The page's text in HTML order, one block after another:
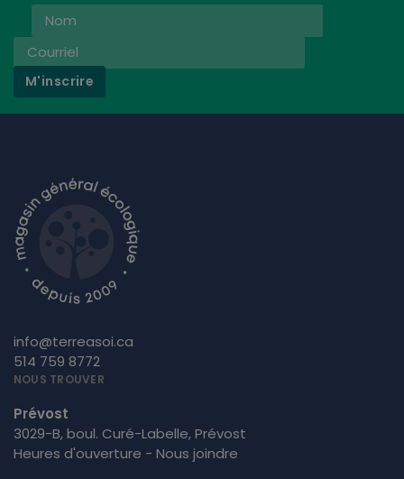
M'inscrire
info@terreasoi.ca
514 759 8772
NOUS TROUVER
Prévost
3029-B, boul. Curé-Labelle, Prévost
Heures d'ouverture - Nous joindre